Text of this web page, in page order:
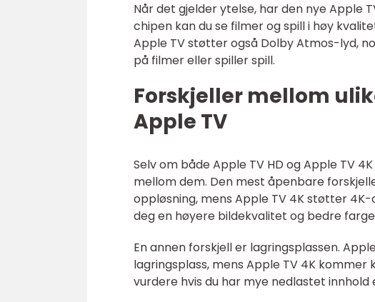
Når det gjelder ytelse, har den nye Apple
chipen kan du se filmer og spill i høy
Apple TV støtter også Dolby Atmos-lyd,
på filmer eller spiller spill.
Forskjeller mellom
Apple TV
Selv om både Apple TV HD og Apple TV
mellom dem. Den mest åpenbare
oppløsning, mens Apple TV 4K støtter
deg en høyere bildekvalitet og bedre
En annen forskjell er lagringsplassen.
lagringsplass, mens Apple TV 4K
vurdere hvis du har mye nedlastet